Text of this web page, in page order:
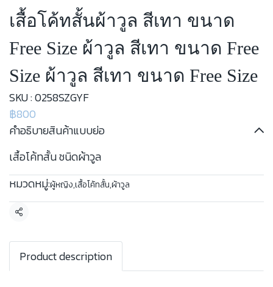
เสื้อโค้ทสั้นผ้าวูล สีเทา ขนาด
Free Size ผ้าวูล สีเทา ขนาด Free
Size ผ้าวูล สีเทา ขนาด Free Size
SKU : 0258SZGYF
฿800
คำอธิบายสินค้าแบบย่อ
เสื้อโค้ทสั้น ชนิดผ้าวูล
หมวดหมู่:ผู้หญิง,เสื้อโค้ทสั้น,ผ้าวูล
แชร์
Product description